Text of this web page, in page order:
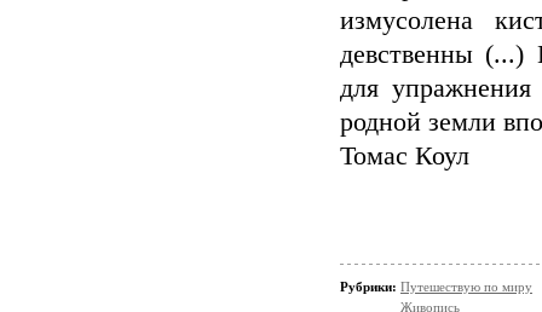
измусолена
девственны (...)
для
родной земли
Томас Коул
Рубрики: Путешествую по миру
Живопись